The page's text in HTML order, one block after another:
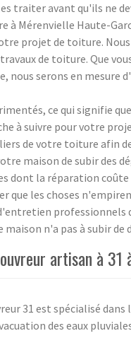
traiter avant qu'ils ne
à Mérenvielle Haute-
projet de toiture.
de toiture. Que
serons en mesure
ce qui signifie
à suivre pour votre
de votre toiture afin
maison de subir des
dont la réparation coûte
que les choses
n'a pas à subir de
artisan à
31 est spécialisé
des eaux